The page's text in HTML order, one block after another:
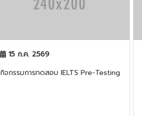
15 ก.ค. 2569
กิจกรรมการทดสอบ IELTS Pre-Testing